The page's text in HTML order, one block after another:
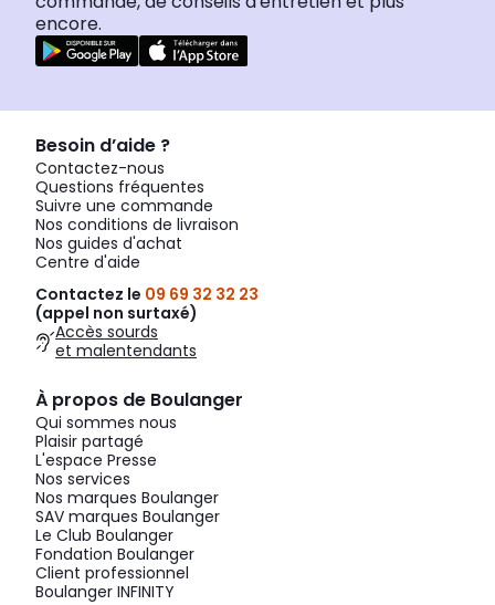
encore.
Besoin d’aide ?
Contactez-nous
Questions fréquentes
Suivre une commande
Nos conditions de livraison
Nos guides d'achat
Centre d'aide
Contactez le 09 69 32 32 23
(appel non surtaxé)
Accès sourds
et malentendants
À propos de Boulanger
Qui sommes nous
Plaisir partagé
L'espace Presse
Nos services
Nos marques Boulanger
SAV marques Boulanger
Le Club Boulanger
Fondation Boulanger
Client professionnel
Boulanger INFINITY